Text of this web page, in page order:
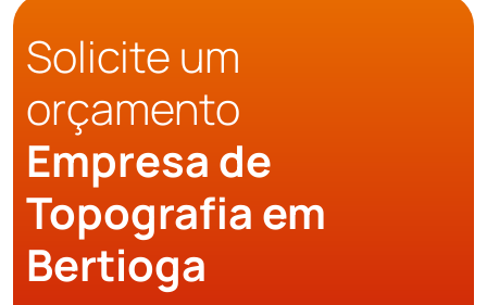
Solicite um
orçamento
Empresa de
Topografia em
Bertioga